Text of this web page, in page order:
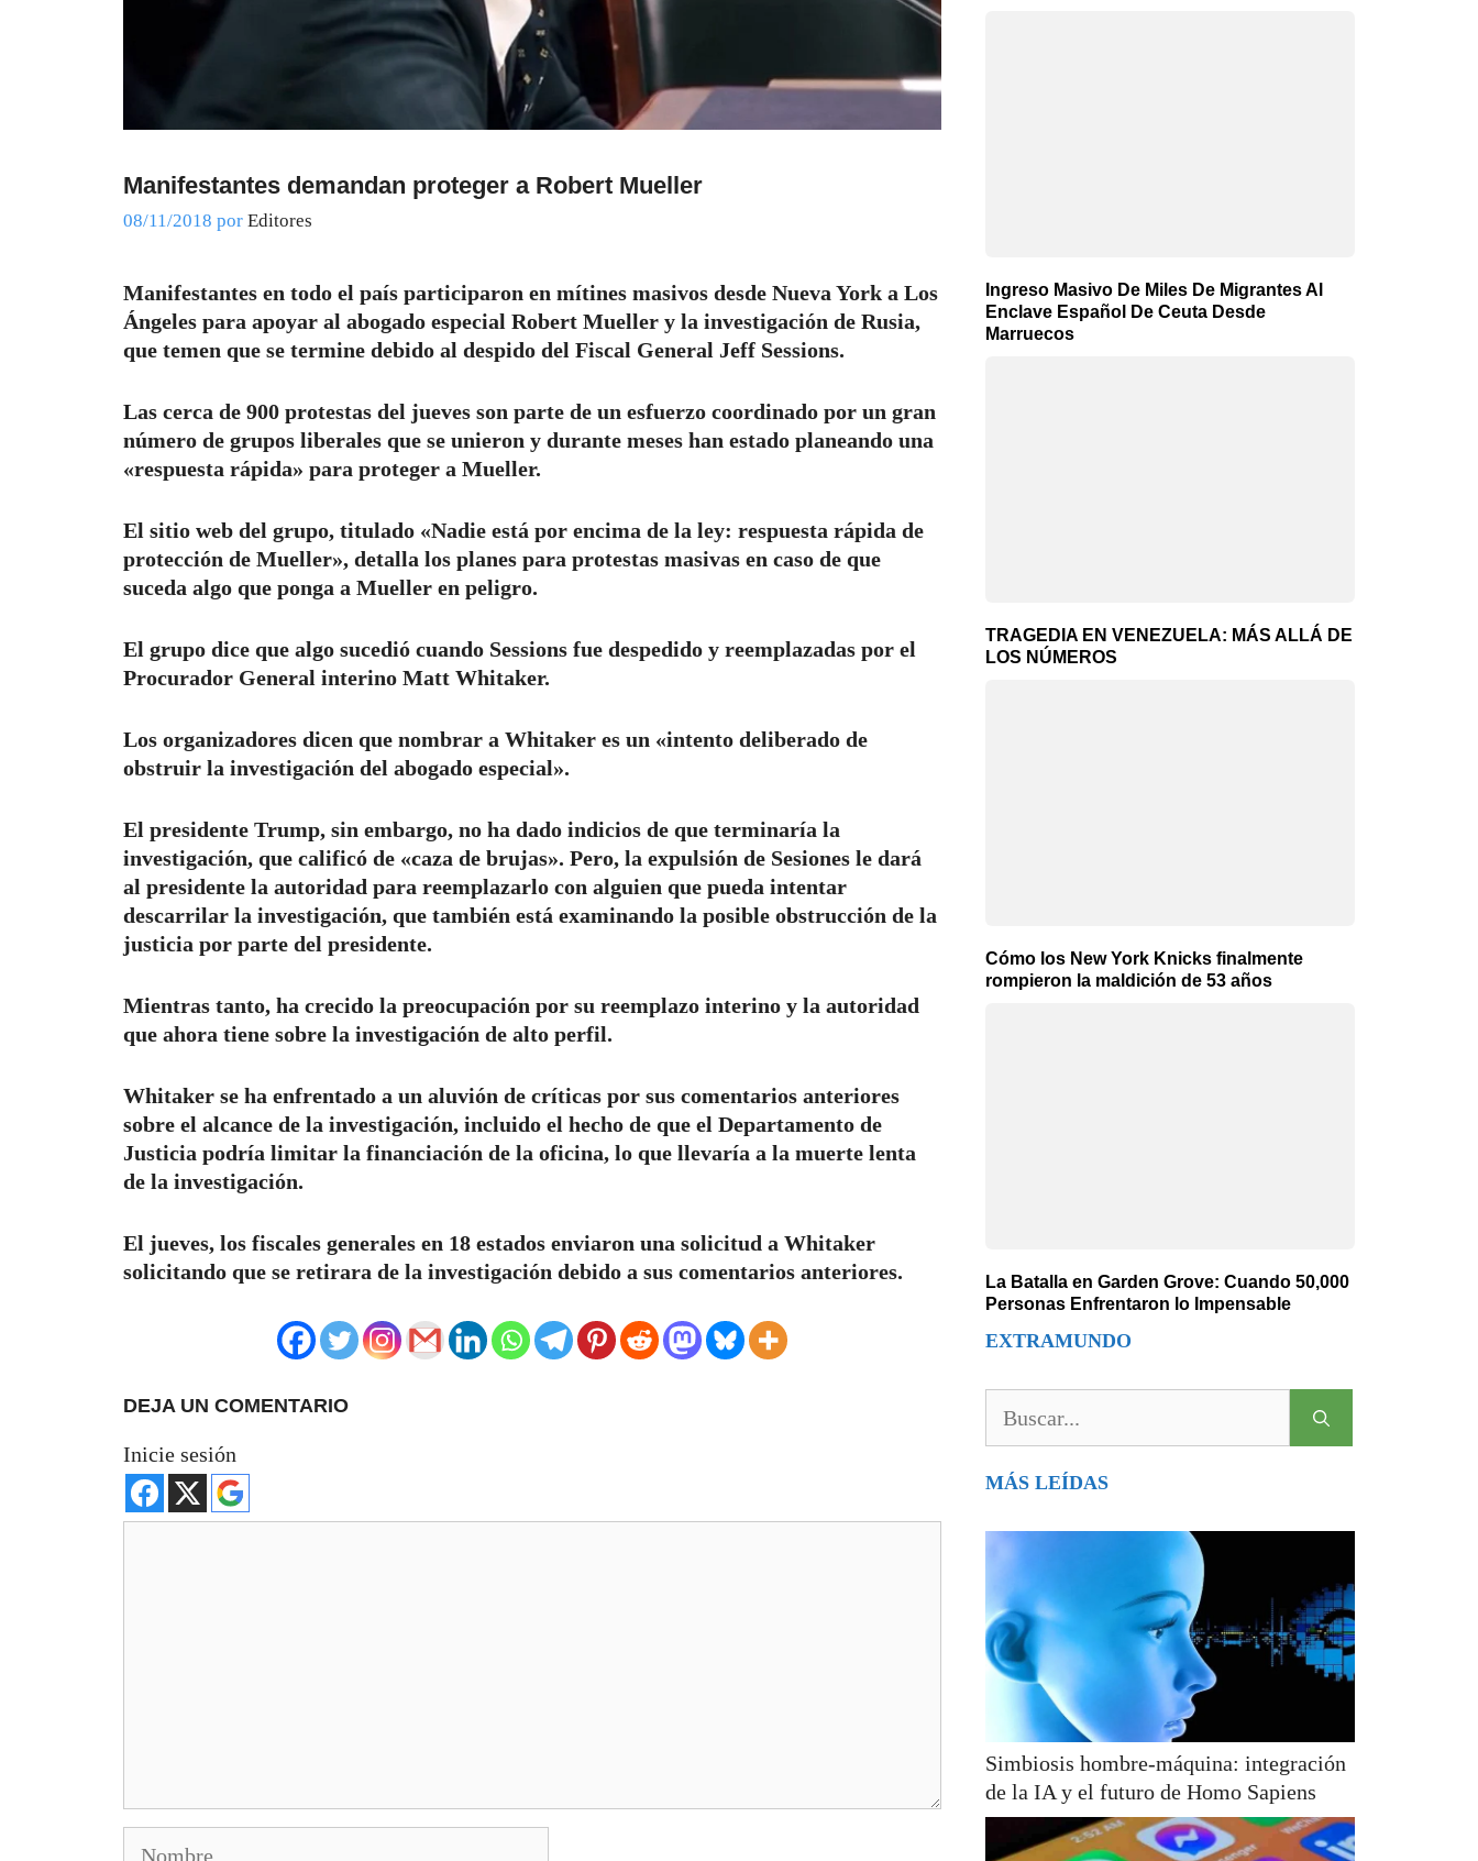
Manifestantes demandan proteger a Robert Mueller
08/11/2018 por Editores
Manifestantes en todo el país participaron en mítines masivos desde Nueva York a Los
Ángeles para apoyar al abogado especial Robert Mueller y la investigación de Rusia,
que temen que se termine debido al despido del Fiscal General Jeff Sessions.
Las cerca de 900 protestas del jueves son parte de un esfuerzo coordinado por un gran
número de grupos liberales que se unieron y durante meses han estado planeando una
«respuesta rápida» para proteger a Mueller.
El sitio web del grupo, titulado «Nadie está por encima de la ley: respuesta rápida de
protección de Mueller», detalla los planes para protestas masivas en caso de que
suceda algo que ponga a Mueller en peligro.
El grupo dice que algo sucedió cuando Sessions fue despedido y reemplazadas por el
Procurador General interino Matt Whitaker.
Los organizadores dicen que nombrar a Whitaker es un «intento deliberado de
obstruir la investigación del abogado especial».
El presidente Trump, sin embargo, no ha dado indicios de que terminaría la
investigación, que calificó de «caza de brujas». Pero, la expulsión de Sesiones le dará
al presidente la autoridad para reemplazarlo con alguien que pueda intentar
descarrilar la investigación, que también está examinando la posible obstrucción de la
justicia por parte del presidente.
Mientras tanto, ha crecido la preocupación por su reemplazo interino y la autoridad
que ahora tiene sobre la investigación de alto perfil.
Whitaker se ha enfrentado a un aluvión de críticas por sus comentarios anteriores
sobre el alcance de la investigación, incluido el hecho de que el Departamento de
Justicia podría limitar la financiación de la oficina, lo que llevaría a la muerte lenta
de la investigación.
El jueves, los fiscales generales en 18 estados enviaron una solicitud a Whitaker
solicitando que se retirara de la investigación debido a sus comentarios anteriores.
DEJA UN COMENTARIO
Inicie sesión
Ingreso Masivo De Miles De Migrantes Al
Enclave Español De Ceuta Desde
Marruecos
TRAGEDIA EN VENEZUELA: MÁS ALLÁ DE
LOS NÚMEROS
Cómo los New York Knicks finalmente
rompieron la maldición de 53 años
La Batalla en Garden Grove: Cuando 50,000
Personas Enfrentaron lo Impensable
EXTRAMUNDO
MÁS LEÍDAS
Simbiosis hombre-máquina: integración
de la IA y el futuro de Homo Sapiens